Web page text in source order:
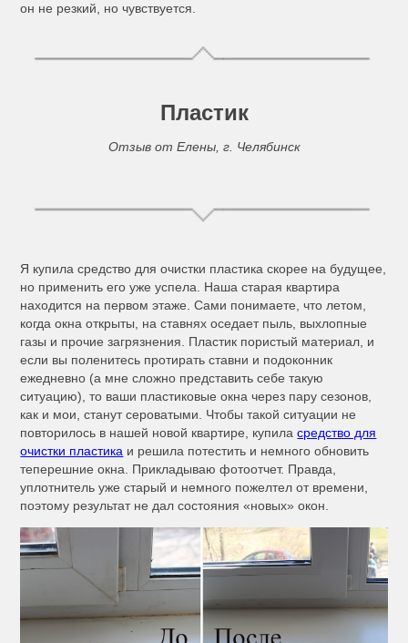
он не резкий, но чувствуется.
Пластик
Отзыв от Елены, г. Челябинск
Я купила средство для очистки пластика скорее на будущее,
но применить его уже успела. Наша старая квартира
находится на первом этаже. Сами понимаете, что летом,
когда окна открыты, на ставнях оседает пыль, выхлопные
газы и прочие загрязнения. Пластик пористый материал, и
если вы поленитесь протирать ставни и подоконник
ежедневно (а мне сложно представить себе такую
ситуацию), то ваши пластиковые окна через пару сезонов,
как и мои, станут сероватыми. Чтобы такой ситуации не
повторилось в нашей новой квартире, купиласредство для
очистки пластика и решила потестить и немного обновить
теперешние окна. Прикладываю фотоотчет. Правда,
уплотнитель уже старый и немного пожелтел от времени,
поэтому результат не дал состояния «новых» окон.